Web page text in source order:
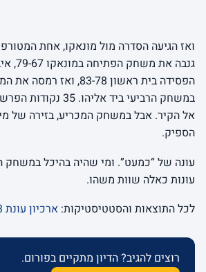
ואז הגיעה הסדרה מול מונאקו, אחת
גנבה את
במשחק הרביעי ביד
אל הקיר. אבל במשחק המכריע, בזירה של
הספיק.
עונה של “כמעט”. ומי שהיה בהיכל במשחק
עונות כאלה שוות משהו.
לכל התוצאות והסטטיסטיקות: ארכיון עונת 2022-23
רוצים להגיב? הדיון מתקיים בפורום.